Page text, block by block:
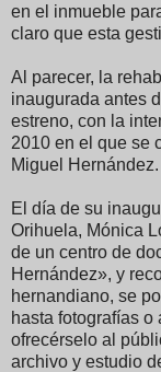
en el inmueble
claro que esta
Al parecer, la
inaugurada antes
estreno, con la
2010 en el que se
Miguel Hernández.
El día de su
Orihuela, Mónica
de un centro de
Hernández», y
hernandiano, se
hasta fotografías
ofrecérselo al
archivo y estudio